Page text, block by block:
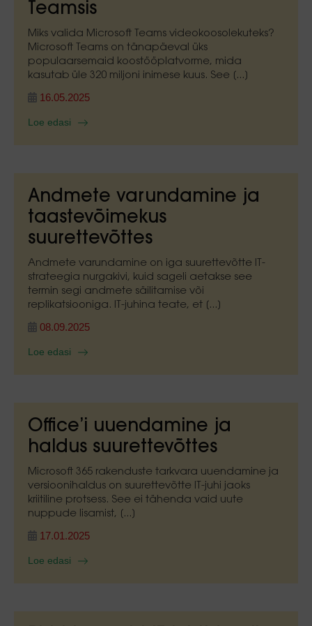
Teamsis
Miks valida Microsoft Teams videokoosolekuteks?
Microsoft Teams on tänapäeval üks
populaarsemaid koostööplatvorme, mida
kasutab üle 320 miljoni inimese kuus. See [...]
16.05.2025
Loe edasi
Andmete varundamine ja
taastevõimekus
suurettevõttes
Andmete varundamine on iga suurettevõtte IT-
strateegia nurgakivi, kuid sageli aetakse see
termin segi andmete säilitamise või
replikatsiooniga. IT-juhina teate, et [...]
08.09.2025
Loe edasi
Office’i uuendamine ja
haldus suurettevõttes
Microsoft 365 rakenduste tarkvara uuendamine ja
versioonihaldus on suurettevõtte IT-juhi jaoks
kriitiline protsess. See ei tähenda vaid uute
nuppude lisamist, [...]
17.01.2025
Loe edasi